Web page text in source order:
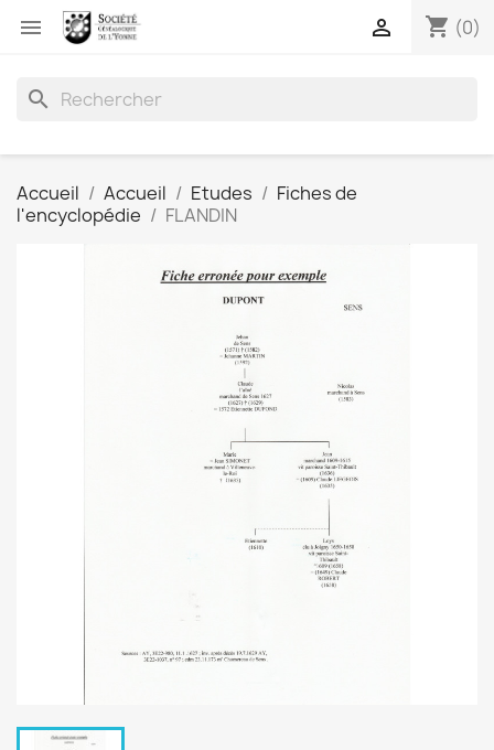
 shopping_cart (0)

search
Accueil Accueil Etudes
Fiches de
l'encyclopédie
FLANDIN